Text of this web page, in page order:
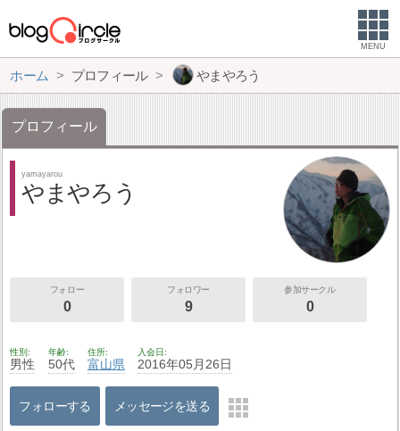
MENU
ホーム プロフィール やまやろう
プロフィール
yamayarou
やまやろう
フォロー
0
フォロワー
9
参加サークル
0
性別
男性
年齢
50代
住所
富山県
入会日
2016年05月26日
フォローする メッセージを送る